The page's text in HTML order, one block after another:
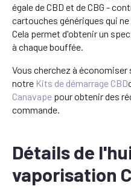
égale de CBD et de CBG -
cartouches génériques qui ne
Cela permet d'obtenir un
à chaque bouffée.
Vous cherchez à
notre Kits de démarrage CBD
Canavape pour obtenir des
commande.
Détails de
vaporisation